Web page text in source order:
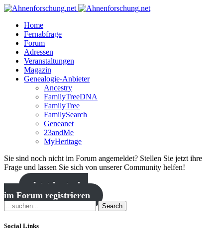
Home
Fernabfrage
Forum
Adressen
Veranstaltungen
Magazin
Genealogie-Anbieter
Ancestry
FamilyTreeDNA
FamilyTree
FamilySearch
Geneanet
23andMe
MyHeritage
Sie sind noch nicht im Forum angemeldet? Stellen Sie jetzt ihre
Frage und lassen Sie sich von unserer Community helfen!
Jetzt kostenlos
im Forum registrieren
Search
Social Links